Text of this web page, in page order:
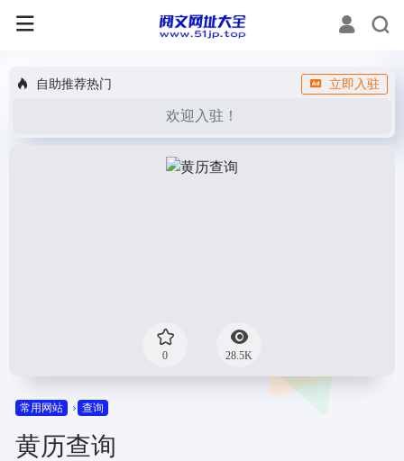
自助推荐热门 立即入驻
欢迎入驻！
0 28.5K
常用网站 查询
黄历查询